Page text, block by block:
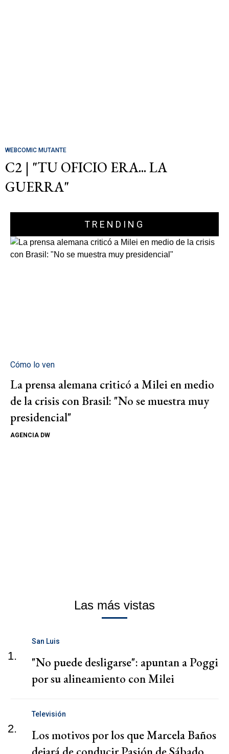
WEBCOMIC MUTANTE
C2 | "TU OFICIO ERA... LA
GUERRA"
TRENDING
Cómo lo ven
La prensa alemana criticó a Milei en medio
de la crisis con Brasil: "No se muestra muy
presidencial"
AGENCIA DW
Las más vistas
1.
San Luis
"No puede desligarse": apuntan a Poggi
por su alineamiento con Milei
2.
Televisión
Los motivos por los que Marcela Baños